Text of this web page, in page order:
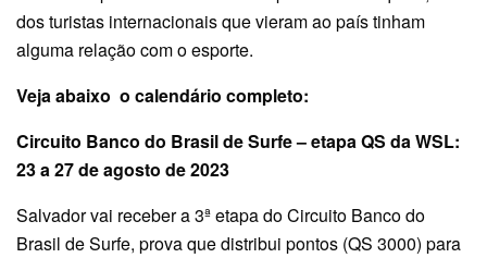
dos turistas internacionais que vieram ao país tinham
alguma relação com o esporte.
Veja abaixo o calendário completo:
Circuito Banco do Brasil de Surfe – etapa QS da WSL:
23 a 27 de agosto de 2023
Salvador vai receber a 3ª etapa do Circuito Banco do
Brasil de Surfe, prova que distribui pontos (QS 3000) para